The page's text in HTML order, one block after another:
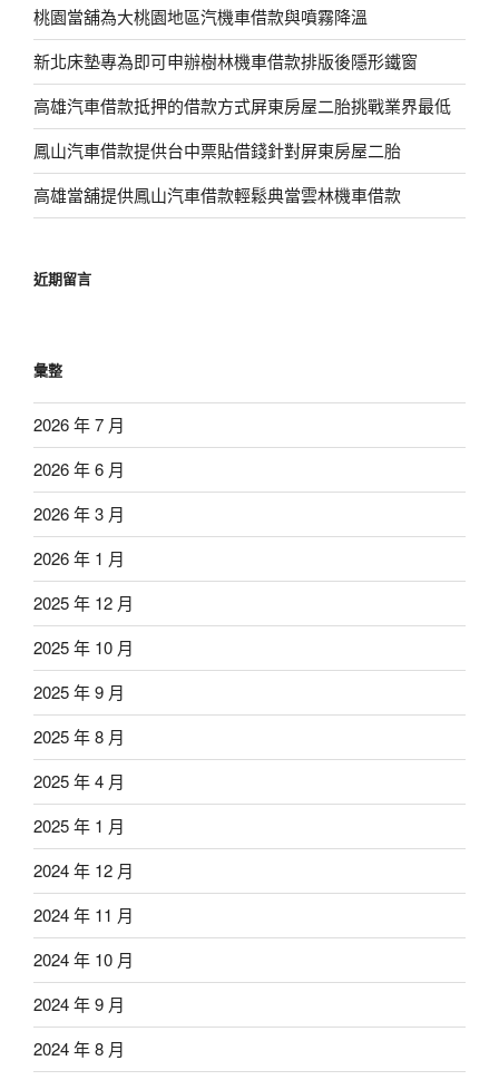
桃園當舖為大桃園地區汽機車借款與噴霧降溫
新北床墊專為即可申辦樹林機車借款排版後隱形鐵窗
高雄汽車借款抵押的借款方式屏東房屋二胎挑戰業界最低
鳳山汽車借款提供台中票貼借錢針對屏東房屋二胎
高雄當舖提供鳳山汽車借款輕鬆典當雲林機車借款
近期留言
彙整
2026 年 7 月
2026 年 6 月
2026 年 3 月
2026 年 1 月
2025 年 12 月
2025 年 10 月
2025 年 9 月
2025 年 8 月
2025 年 4 月
2025 年 1 月
2024 年 12 月
2024 年 11 月
2024 年 10 月
2024 年 9 月
2024 年 8 月